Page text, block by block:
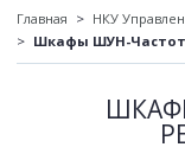
Главная НКУ
Шкафы ШУН-